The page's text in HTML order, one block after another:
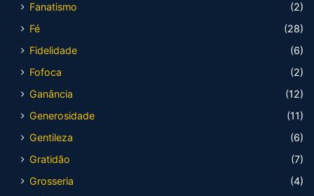
Fanatismo
(2)
Fé
(28)
Fidelidade
(6)
Fofoca
(2)
Ganância
(12)
Generosidade
(11)
Gentileza
(6)
Gratidão
(7)
Grosseria
(4)